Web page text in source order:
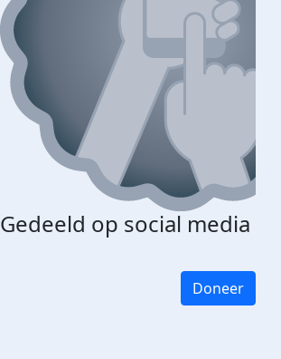
Gedeeld op social media
Doneer